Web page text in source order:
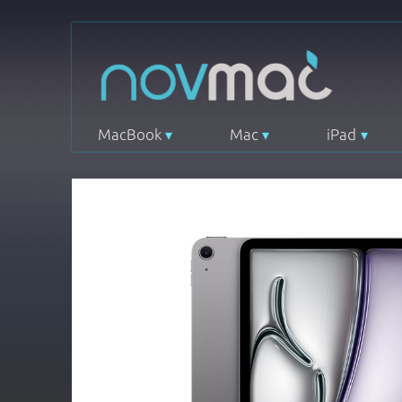
MacBook Mac iPad